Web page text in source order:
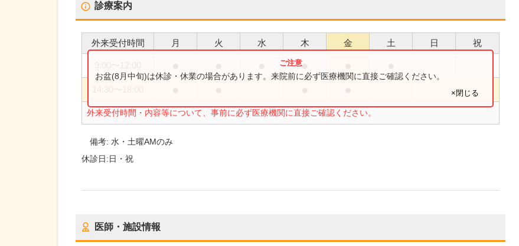
診療案内
外来受付時間 月 火 水 木 金 土 日 祝
●
外来受付時間・内容等について、事前に必ず医療機関に直接ご確認ください。
お盆(8月中旬)は休診・休業の場合があります。来院前に必ず医療機関に直接ご確認ください。
×閉じる
備考:水・土曜AMのみ
休診日:日・祝
医師・施設情報